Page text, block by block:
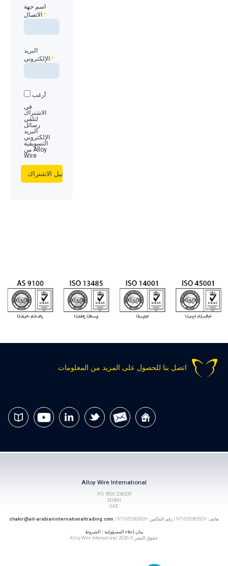
اسم جهة
الاتصال*
البريد
الإلكتروني*
أرغب
في
الاشتراك
لتلقي
رسائل
البريد
الإلكتروني
التسويقية
من Alloy
Wire
اتصل بنا للحصول على المزيد من المعلومات
Alloy Wire International
P.O. BOX 234209
DUBAI
UAE
هاتف: +97165536592 | رقم الفاكس: +97165536592 | shakir@ait-arabianinternationaltrading.com
بيان إخلاء المسؤولية | الشروط
حقوق النشر © 2026 Alloy Wire International